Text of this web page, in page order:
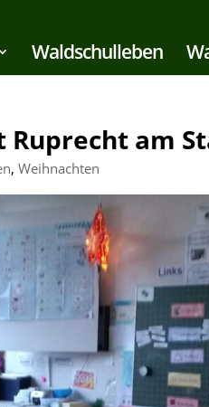
Waldschulleben
Ruprecht am
, Weihnachten